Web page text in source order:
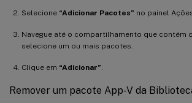
Selecione “Adicionar Pacotes” no painel
Navegue até o compartilhamento que contém
selecione um ou mais pacotes.
Clique em “Adicionar”
Remover um pacote App-V da